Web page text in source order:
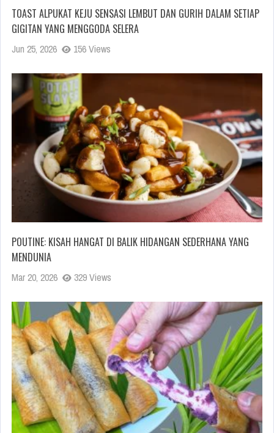
TOAST ALPUKAT KEJU SENSASI LEMBUT DAN GURIH DALAM SETIAP
GIGITAN YANG MENGGODA SELERA
Jun 25, 2026 156 Views
POUTINE: KISAH HANGAT DI BALIK HIDANGAN SEDERHANA YANG
MENDUNIA
Mar 20, 2026 329 Views